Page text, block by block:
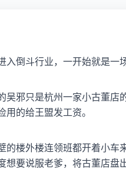
入倒斗行业，一开始就是一
吴邪只是杭州一家小古董店
用的给王盟发工资。
的楼外楼连领班都开着小车
想要说服老爹，将古董店盘